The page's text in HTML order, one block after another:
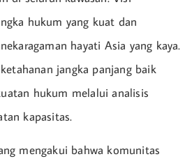
hukum yang kuat dan
hayati Asia yang kaya.
jangka panjang baik
hukum melalui analisis
kapasitas.
mengakui bahwa komunitas